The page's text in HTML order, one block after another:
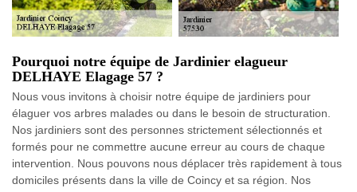
Pourquoi notre équipe de Jardinier elagueur
DELHAYE Elagage 57 ?
Nous vous invitons à choisir notre équipe de jardiniers pour
élaguer vos arbres malades ou dans le besoin de structuration.
Nos jardiniers sont des personnes strictement sélectionnés et
formés pour ne commettre aucune erreur au cours de chaque
intervention. Nous pouvons nous déplacer très rapidement à tous
domiciles présents dans la ville de Coincy et sa région. Nos